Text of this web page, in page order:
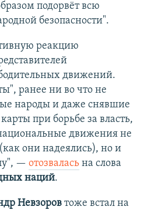
подорвёт всю
безопасности".
реакцию
движений.
ранее ни во что не
народы и даже снявшие
при борьбе за власть,
движения не
они надеялись), но и
— отозваласьна слова
наций.
Невзоровтоже встал на